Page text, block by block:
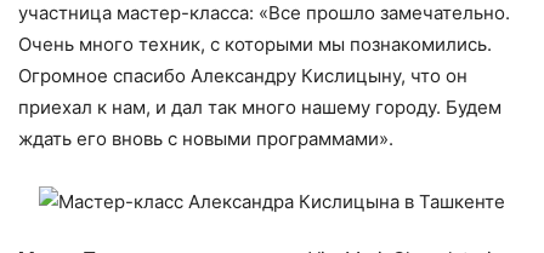
участница мастер-класса: «Все прошло замечательно.
Очень много техник, с которыми мы познакомились.
Огромное спасибо Александру Кислицыну, что он
приехал к нам, и дал так много нашему городу. Будем
ждать его вновь с новыми программами».